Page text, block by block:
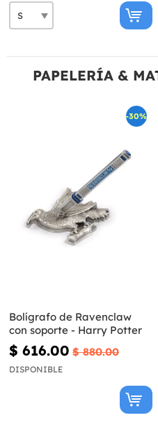
PAPELERÍA &
-30%
Bolígrafo de Ravenclaw
con soporte - Harry Potter
$ 616.00 $ 880.00
DISPONIBLE